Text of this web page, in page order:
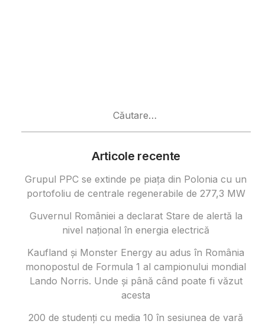
Articole recente
Grupul PPC se extinde pe piața din Polonia cu un
portofoliu de centrale regenerabile de 277,3 MW
Guvernul României a declarat Stare de alertă la
nivel național în energia electrică
Kaufland și Monster Energy au adus în România
monopostul de Formula 1 al campionului mondial
Lando Norris. Unde și până când poate fi văzut
acesta
200 de studenți cu media 10 în sesiunea de vară